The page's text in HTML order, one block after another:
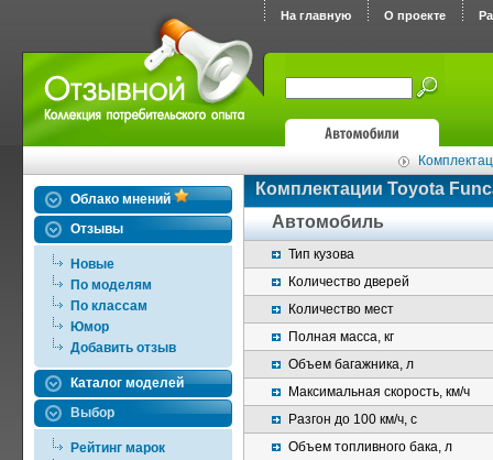
На главную О проекте
Облако мнений
Отзывы
Новые
По моделям
По классам
Юмор
Добавить отзыв
Каталог моделей
Выбор
Рейтинг марок
Комплектации Toyota
Автомобиль
Тип кузова
Количество дверей
Количество мест
Полная масса, кг
Объем багажника, л
Максимальная скорость, км/ч
Разгон до 100 км/ч, с
Объем топливного бака, л